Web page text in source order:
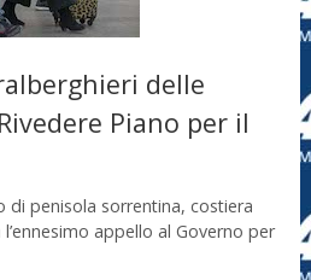
delle
Piano per il
di penisola sorrentina, costiera
appello al Governo per